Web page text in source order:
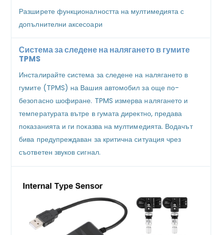
Разширете функционалността на мултимедията с
допълнителни аксесоари
Система за следене на налягането в гумите
TPMS
Инсталирайте система за следене на налягането в
гумите (TPMS) на Вашия автомобил за още по-
безопасно шофиране. TPMS измерва налягането и
температурата вътре в гумата директно, предава
показанията и ги показва на мултимедията. Водачът
бива предупреждаван за критична ситуация чрез
съответен звуков сигнал.